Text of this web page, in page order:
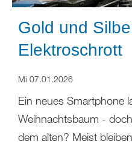
Gold und
Elektroschrott
Mi 07.01.2026
Ein neues Smartphone
Weihnachtsbaum -
dem alten? Meist